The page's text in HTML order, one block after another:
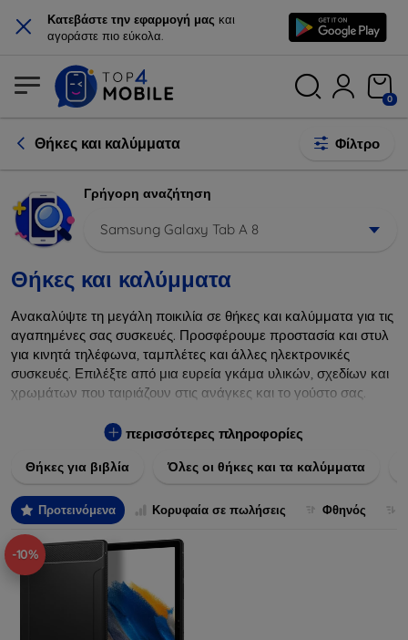
× Κατεβάστε την εφαρμογή μας και
αγοράστε πιο εύκολα.
0
Θήκες και καλύμματα Φίλτρο
Γρήγορη αναζήτηση
Samsung Galaxy Tab A 8
Θήκες και καλύμματα
Ανακαλύψτε τη μεγάλη ποικιλία σε θήκες και καλύμματα για τις
αγαπημένες σας συσκευές. Προσφέρουμε προστασία και στυλ
για κινητά τηλέφωνα, ταμπλέτες και άλλες ηλεκτρονικές
συσκευές. Επιλέξτε από μια ευρεία γκάμα υλικών, σχεδίων και
χρωμάτων που ταιριάζουν στις ανάγκες και το γούστο σας.
πτώσεις και άλλες φθορές, ενώ παράλληλα δίνετε ένα
και τη διάρκεια ζωής των συσκευών σας με τις κορυφαίες
περισσότερες πληροφορίες
Θήκες για βιβλία Όλες οι θήκες και τα καλύμματα
Προτεινόμενα Κορυφαία σε πωλήσεις Φθηνός
-10%